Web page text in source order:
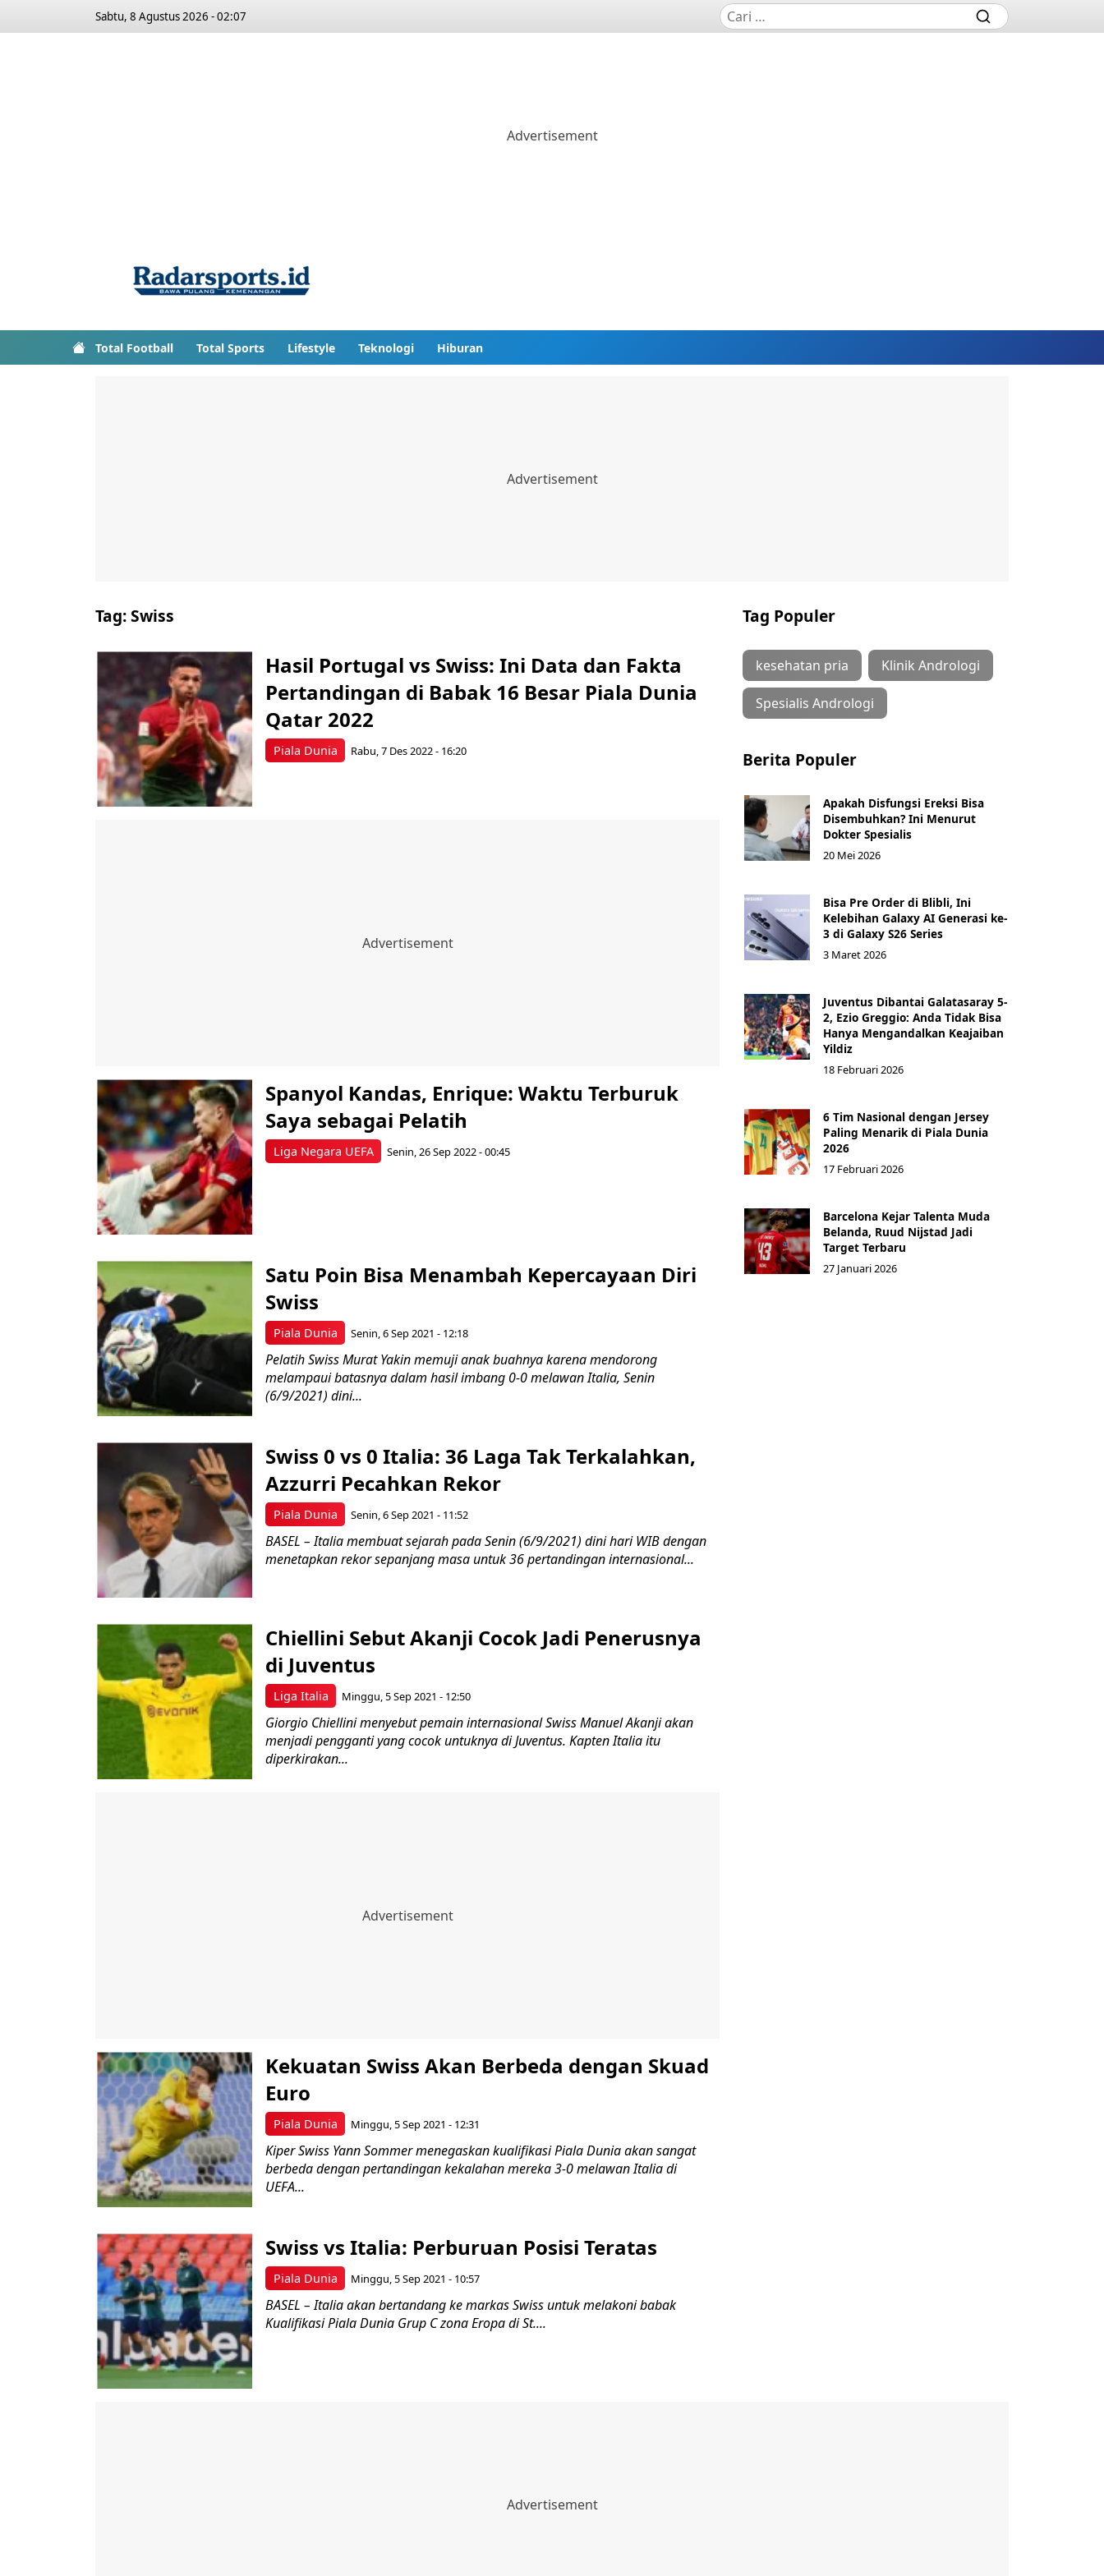
Sabtu, 8 Agustus 2026 - 02:07
Total Football Total Sports Lifestyle Teknologi Hiburan
Tag:Swiss
Piala Dunia
Hasil Portugal vs Swiss: Ini Data dan Fakta
Pertandingan di Babak 16 Besar Piala Dunia
Qatar 2022
Rabu, 7 Des 2022 - 16:20
Liga Negara UEFA
Spanyol Kandas, Enrique: Waktu Terburuk
Saya sebagai Pelatih
Senin, 26 Sep 2022 - 00:45
Piala Dunia
Satu Poin Bisa Menambah Kepercayaan Diri
Swiss
Senin, 6 Sep 2021 - 12:18
Pelatih Swiss Murat Yakin memuji anak buahnya karena mendorong
melampaui batasnya dalam hasil imbang 0-0 melawan Italia, Senin
(6/9/2021) dini...
Piala Dunia
Swiss 0 vs 0 Italia: 36 Laga Tak Terkalahkan,
Azzurri Pecahkan Rekor
Senin, 6 Sep 2021 - 11:52
BASEL – Italia membuat sejarah pada Senin (6/9/2021) dini hari WIB dengan
menetapkan rekor sepanjang masa untuk 36 pertandingan internasional...
Liga Italia
Chiellini Sebut Akanji Cocok Jadi Penerusnya
di Juventus
Minggu, 5 Sep 2021 - 12:50
Giorgio Chiellini menyebut pemain internasional Swiss Manuel Akanji akan
menjadi pengganti yang cocok untuknya di Juventus. Kapten Italia itu
diperkirakan...
Piala Dunia
Kekuatan Swiss Akan Berbeda dengan Skuad
Euro
Minggu, 5 Sep 2021 - 12:31
Kiper Swiss Yann Sommer menegaskan kualifikasi Piala Dunia akan sangat
berbeda dengan pertandingan kekalahan mereka 3-0 melawan Italia di
UEFA...
Piala Dunia
Swiss vs Italia: Perburuan Posisi Teratas
Minggu, 5 Sep 2021 - 10:57
BASEL – Italia akan bertandang ke markas Swiss untuk melakoni babak
Kualifikasi Piala Dunia Grup C zona Eropa di St....
Tag Populer
kesehatan pria Klinik Andrologi
Spesialis Andrologi
Berita Populer
Apakah Disfungsi Ereksi Bisa
Disembuhkan? Ini Menurut
Dokter Spesialis
20 Mei 2026
Bisa Pre Order di Blibli, Ini
Kelebihan Galaxy AI Generasi ke-
3 di Galaxy S26 Series
3 Maret 2026
Juventus Dibantai Galatasaray 5-
2, Ezio Greggio: Anda Tidak Bisa
Hanya Mengandalkan Keajaiban
Yildiz
18 Februari 2026
6 Tim Nasional dengan Jersey
Paling Menarik di Piala Dunia
2026
17 Februari 2026
Barcelona Kejar Talenta Muda
Belanda, Ruud Nijstad Jadi
Target Terbaru
27 Januari 2026